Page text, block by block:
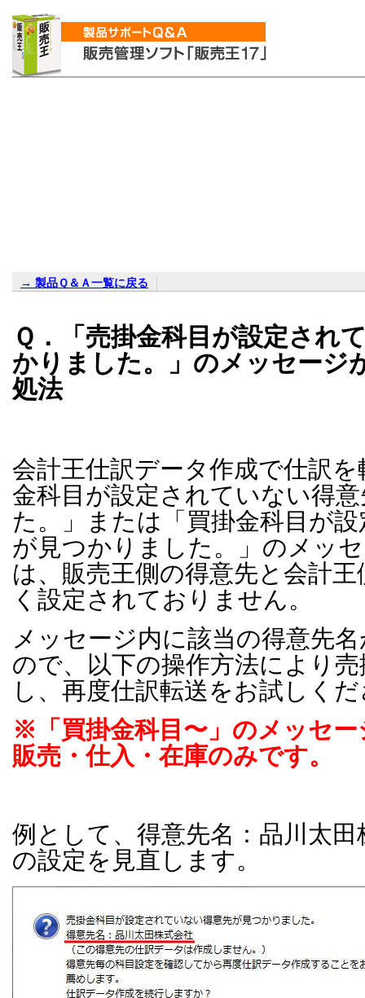
→ 製品Ｑ＆Ａ一覧に戻る
Ｑ．「売掛金科目が設定され
かりました。」のメッセージ
処法
会計王仕訳データ作成で仕訳
金科目が設定されていない得
た。」または「買掛金科目が
が見つかりました。」のメッ
は、販売王側の得意先と会計
く設定されておりません。
メッセージ内に該当の得意先
ので、以下の操作方法により
し、再度仕訳転送をお試しく
※「買掛金科目〜」のメッセ
販売・仕入・在庫のみです。
例として、得意先名：品川太
の設定を見直します。